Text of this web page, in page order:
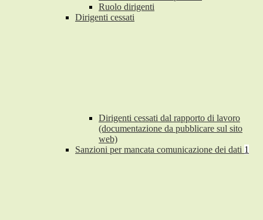
Ruolo dirigenti
Dirigenti cessati
Dirigenti cessati dal rapporto di lavoro
(documentazione da pubblicare sul sito
web)
Sanzioni per mancata comunicazione dei dati 1